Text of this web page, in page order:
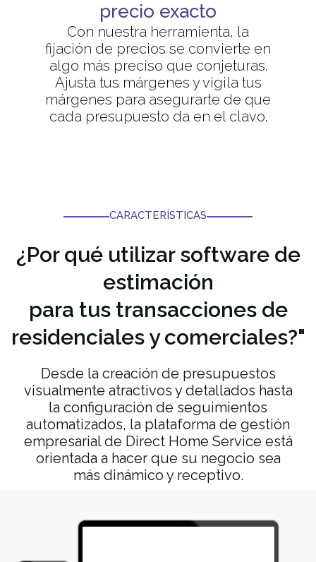
precio exacto
Con nuestra herramienta, la
fijación de precios se convierte en
algo más preciso que conjeturas.
Ajusta tus márgenes y vigila tus
márgenes para asegurarte de que
cada presupuesto da en el clavo.
CARACTERÍSTICAS
¿Por qué utilizar software de
estimación
para tus transacciones de
residenciales y comerciales?"
Desde la creación de presupuestos
visualmente atractivos y detallados hasta
la configuración de seguimientos
automatizados, la plataforma de gestión
empresarial de Direct Home Service está
orientada a hacer que su negocio sea
más dinámico y receptivo.